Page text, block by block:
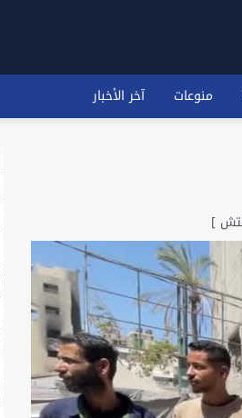
منوعات آخر الأخبار